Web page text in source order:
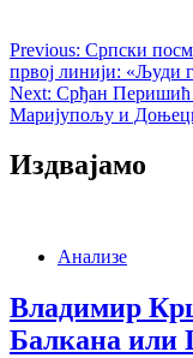
Previous: Српски
првој линији: «Људи
Next: Срђан Перишић
Маријупољу и
Издвајамо
Анализе
Владимир
Балкана или